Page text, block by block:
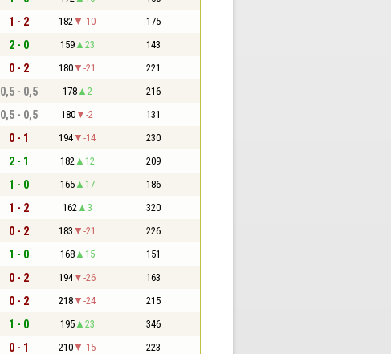
1 - 2 182 -10 175
2 - 0 159 23 143
0 - 2 180 -21 221
0,5 - 0,5 178 2 216
0,5 - 0,5 180 -2 131
0 - 1 194 -14 230
2 - 1 182 12 209
1 - 0 165 17 186
1 - 2 162 3 320
0 - 2 183 -21 226
1 - 0 168 15 151
0 - 2 194 -26 163
0 - 2 218 -24 215
1 - 0 195 23 346
0 - 1 210 -15 223